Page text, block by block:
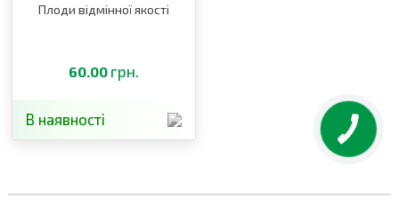
Плоди відмінної якості
60.00 грн.
В наявності